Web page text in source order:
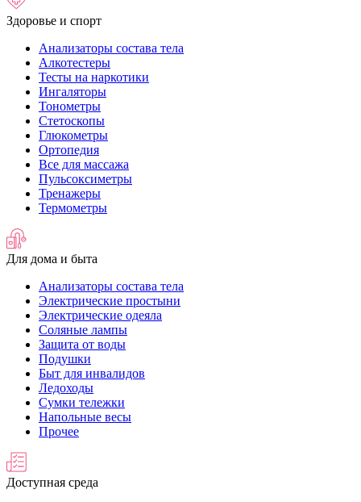
Здоровье и спорт
Анализаторы состава тела
Алкотестеры
Тесты на наркотики
Ингаляторы
Тонометры
Стетоскопы
Глюкометры
Ортопедия
Все для массажа
Пульсоксиметры
Тренажеры
Термометры
Для дома и быта
Анализаторы состава тела
Электрические простыни
Электрические одеяла
Соляные лампы
Защита от воды
Подушки
Быт для инвалидов
Ледоходы
Сумки тележки
Напольные весы
Прочее
Доступная среда